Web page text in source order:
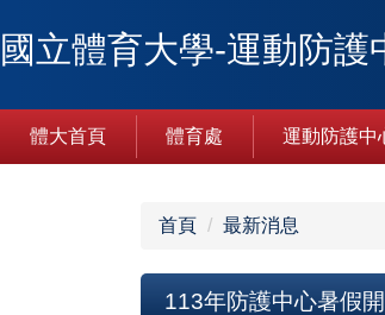
到
容
國立體育大學-運動防
體大首頁 體育處 運動防護中
首頁 最新消息
113年防護中心暑假